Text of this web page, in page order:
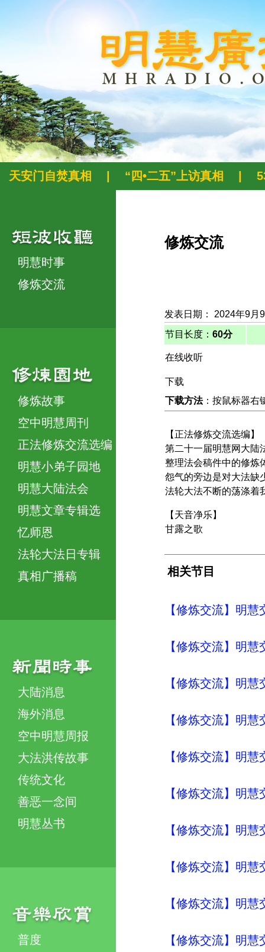
天安门自焚真相 “四•二五”上访真相
明慧时事
修炼交流
修炼故事
空中明慧周刊
正法修炼交流选编
明慧小弟子园地
明慧大陆法会
明慧文章专辑选
忆师恩
法轮大法日专辑
真相广播稿
大陆消息
海外消息
空中明慧周报
大法洪传故事
传统文化
善恶一念间
明慧丛书
普度
修炼交流
发表日期： 2024年9月
节目长度： 60分
在线收听
下载
下载方法：按鼠标器右
【正法修炼交流选编】
第二十一届明慧网大陆
整理法会稿件中的修炼
怨气的旁边是对大法缺
法轮大法不断的荡涤着
【天音净乐】
甘露之歌
相关节目
【修炼交流】明
【修炼交流】明
【修炼交流】明
【修炼交流】明
【修炼交流】明
【修炼交流】明
【修炼交流】明
【修炼交流】明
【修炼交流】明
【修炼交流】明